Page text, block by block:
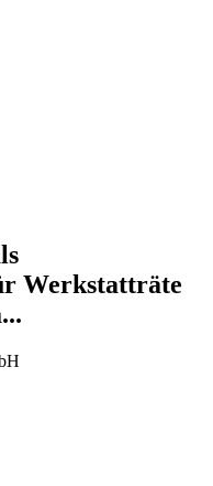
Werkstatträte